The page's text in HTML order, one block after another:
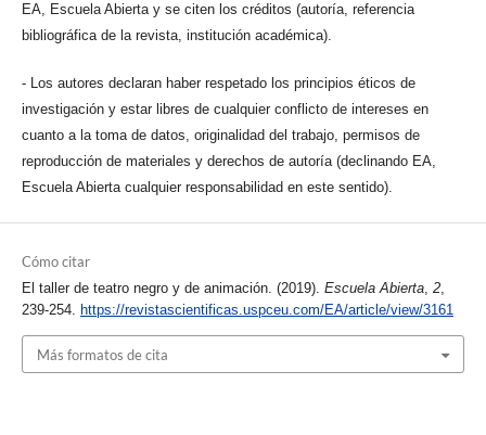
EA, Escuela Abierta y se citen los créditos (autoría, referencia
bibliográfica de la revista, institución académica).
- Los autores declaran haber respetado los principios éticos de
investigación y estar libres de cualquier conflicto de intereses en
cuanto a la toma de datos, originalidad del trabajo, permisos de
reproducción de materiales y derechos de autoría (declinando EA,
Escuela Abierta cualquier responsabilidad en este sentido).
Cómo citar
El taller de teatro negro y de animación. (2019). Escuela Abierta, 2,
239-254. https://revistascientificas.uspceu.com/EA/article/view/3161
Más formatos de cita